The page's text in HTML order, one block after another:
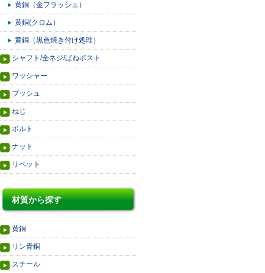
黄銅（金フラッシュ）
黄銅(クロム）
黄銅（黒色焼き付け処理）
シャフト/全ネジ/ばねポスト
ワッシャー
ブッシュ
ねじ
ボルト
ナット
リベット
材質から探す
黄銅
リン青銅
スチール